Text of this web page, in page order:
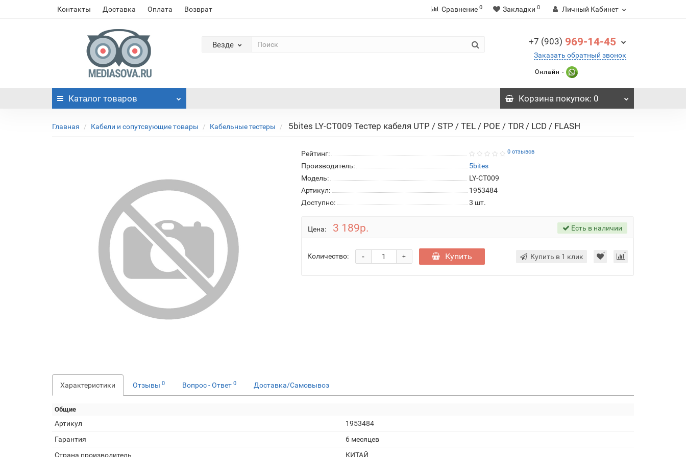
Контакты Доставка Оплата Возврат Сравнение 0 Закладки 0 Личный Кабинет
Везде +7 (903) 969-14-45
Заказать обратный звонок
Онлайн -
Каталог товаров Корзинапокупок: 0
Главная Кабели и сопутсвующие товары Кабельные тестеры 5bites LY-CT009 Тестер кабеля UTP / STP / TEL / POE / TDR / LCD / FLASH
Рейтинг: 0 отзывов
Производитель:
5bites
Модель:
LY-CT009
Артикул:
1953484
Доступно:
3 шт.
Цена: 3 189р. Есть в наличии
Количество: +
- Купить Купить в 1 клик
Характеристики Отзывы 0 Вопрос - Ответ 0 Доставка/Самовывоз
Общие
Артикул
1953484
Гарантия
6 месяцев
Страна производитель
КИТАЙ